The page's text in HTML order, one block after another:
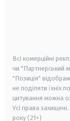
Всі комерційні
чи "Партнерський
"Позиція"
не поділяти їхніх
цитування можна
Усі права захищені.
року (21+)